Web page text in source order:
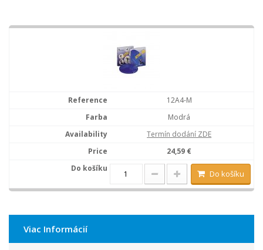
12A4-M
Modrá
Termín dodání ZDE
24,59 €
Do košíku
Viac Informácií